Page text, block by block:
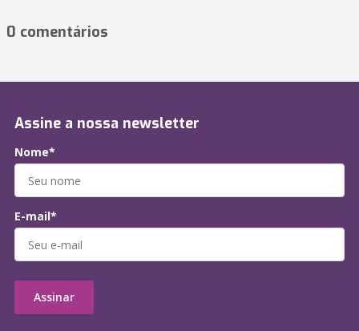
0 comentários
Assine a nossa newsletter
Nome*
E-mail*
Assinar